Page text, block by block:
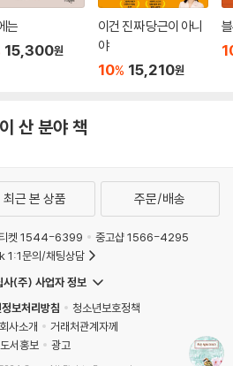
는
15,300원
이건 진짜 당근이 아니
야
10% 15,210원
산 분야 책
최근 본 상품 주문/배송
티켓 1544-6399
중고샵 1566-4295
1:1문의/채팅상담
사(주) 사업자 정보
보처리방침
청소년보호정책
회사소개
거래처관계자께
도서홍보
광고